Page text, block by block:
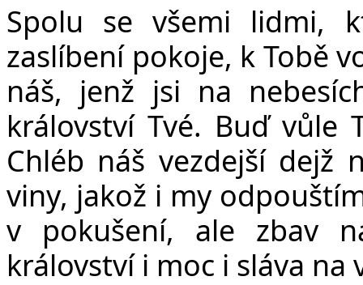
Spolu se všemi lidmi,
zaslíbení pokoje, k Tobě
náš, jenž jsi na
království Tvé. Buďvůle
Chléb náš vezdejší dejž
viny, jakož i my odpouš
v pokušení, ale zbav
království i moc i sláva na